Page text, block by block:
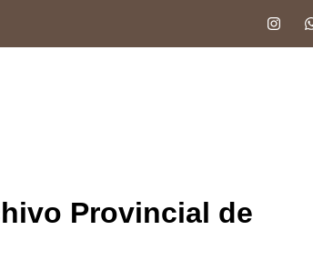
Provincial de